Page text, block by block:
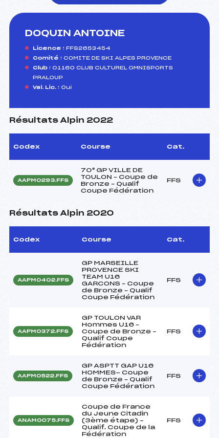
DOQUIN ANTOINE
Licence : FFS2653454
Comité : COMITE DE SKI ALPES PROVENCE
Club : 01160 CLUB CULTUREL OMNISPORTS
PRALOUP
Val. Lic. : Oui
Résultats Alpin 2022
Codex Course Cat.
AAPM0293.FFS
70° GP VILLE DE
TOULON – Coupe de
Bronze – Qualif
Coupe Fédération
FFS
Résultats Alpin 2020
Codex Course Cat.
AAPM0402.FFS
GP MARSEILLE
PROVENCE SKI
TEAM U16
GARCONS – Coupe
de Bronze – Qualif
Coupe Fédération
FFS
AAPM0372.FFS
GP TOULON VAR
Hommes U16 –
Coupe de Bronze –
Qualif Coupe
Fédération
FFS
AAPM0522.FFS
GP ASPTT GAP U16
HOMMES- Coupe
de Bronze – Qualif
Coupe Fédération
FFS
ANAM0075.FFS
Coupe de France
du Jeune Citadin
(3ème étape) –
Qualif. Coupe de la
Fédération
FFS